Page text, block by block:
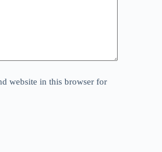
website in this browser for